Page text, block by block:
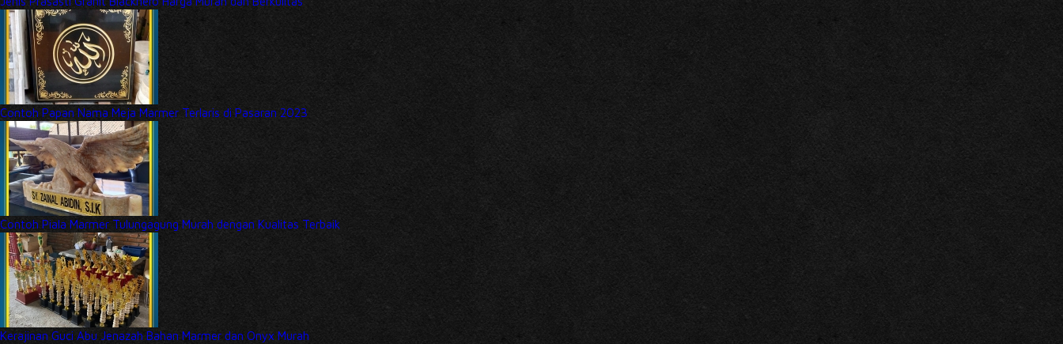
Contoh Papan Nama Meja Marmer Terlaris di Pasaran 2023
Contoh Piala Marmer Tulungagung Murah dengan Kualitas Terbaik
Kerajinan Guci Abu Jenazah Bahan Marmer dan Onyx Murah